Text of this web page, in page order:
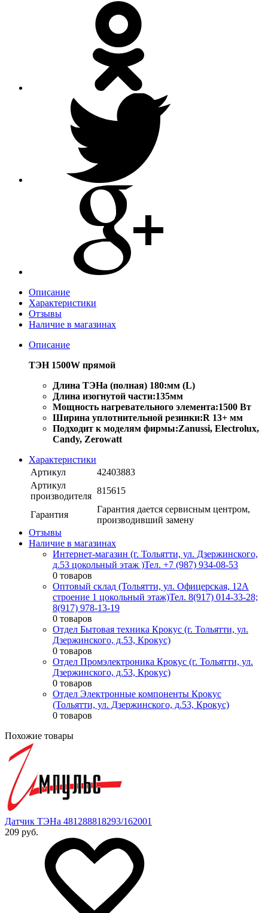
Описание
Характеристики
Отзывы
Наличие в магазинах
Описание
ТЭН 1500W прямой
Длина ТЭНа (полная) 180:мм (L)
Длина изогнутой части:135мм
Мощность нагревательного элемента:1500 Вт
Ширина уплотнительной резинки:R 13+ мм
Подходит к моделям фирмы:Zanussi, Electrolux,
Candy, Zerowatt
Характеристики
Артикул
42403883
Артикул
производителя
815615
Гарантия
Гарантия дается сервисным центром,
производивший замену
Отзывы
Наличие в магазинах
Интернет-магазин (г. Тольятти, ул. Дзержинского,
д.53 цокольный этаж )Тел. +7 (987) 934-08-53
0 товаров
Оптовый склад (Тольятти, ул. Офицерская, 12А
строение 1 цокольный этаж)Тел. 8(917) 014-33-28;
8(917) 978-13-19
0 товаров
Отдел Бытовая техника Крокус (г. Тольятти, ул.
Дзержинского, д.53, Крокус)
0 товаров
Отдел Промэлектроника Крокус (г. Тольятти, ул.
Дзержинского, д.53, Крокус)
0 товаров
Отдел Электронные компоненты Крокус
(Тольятти, ул. Дзержинского, д.53, Крокус)
0 товаров
Похожие товары
Датчик ТЭНа 481288818293/162001
209 руб.